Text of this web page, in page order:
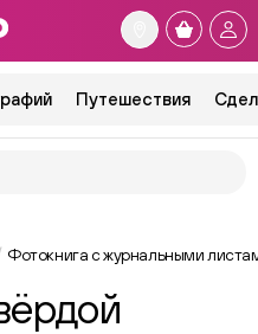
Путешествия
Фотокнига с журнальными